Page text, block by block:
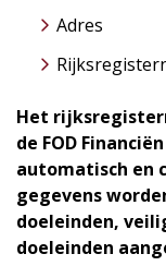
Adres
Het
de FOD
automatisch en
gegevens
doeleinden,
doeleinden